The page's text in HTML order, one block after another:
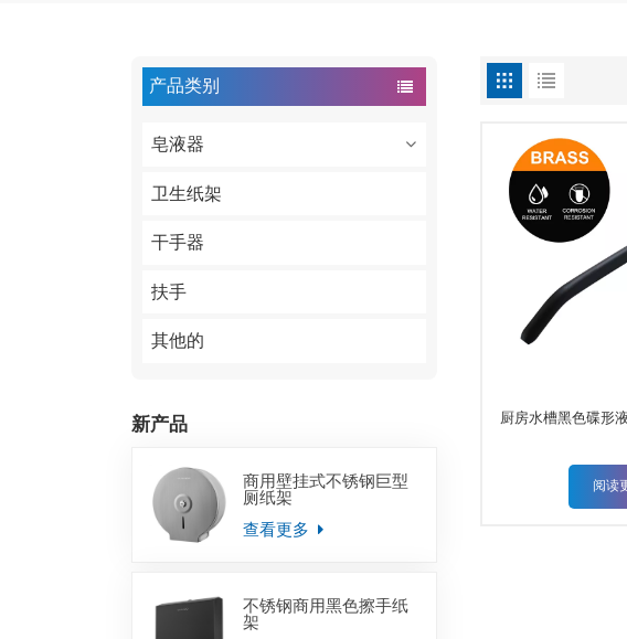
产品类别
皂液器
卫生纸架
干手器
扶手
其他的
新产品
商用壁挂式不锈钢巨型
厕纸架
查看更多
不锈钢商用黑色擦手纸
架
厨房水槽黑色碟形
阅读